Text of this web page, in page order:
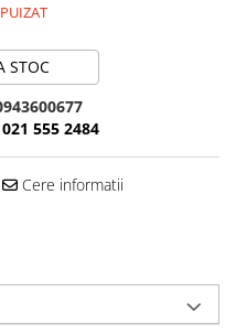
STOC
021 555 2484
Cere informatii